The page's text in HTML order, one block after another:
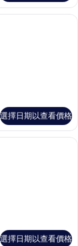
視、有線頻道、電視、付
選擇日期以查看價格
你吧、客房內保險箱、書
選擇日期以查看價格